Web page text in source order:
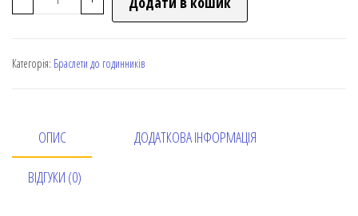
Категорія: Браслети до годинників
ОПИС ДОДАТКОВА ІНФОРМАЦІЯ
ВІДГУКИ (0)